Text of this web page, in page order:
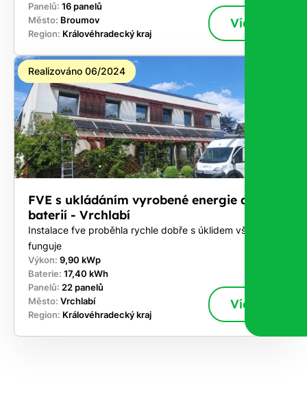
Panelů: 16 panelů
Město: Broumov
Region: Královéhradecký kraj
Více
Realizováno 06/2024
FVE s ukládáním vyrobené energie do
baterií - Vrchlabí
Instalace fve proběhla rychle dobře s úklidem vše
funguje
Výkon: 9,90 kWp
Baterie: 17,40 kWh
Panelů: 22 panelů
Město: Vrchlabí
Region: Královéhradecký kraj
Více